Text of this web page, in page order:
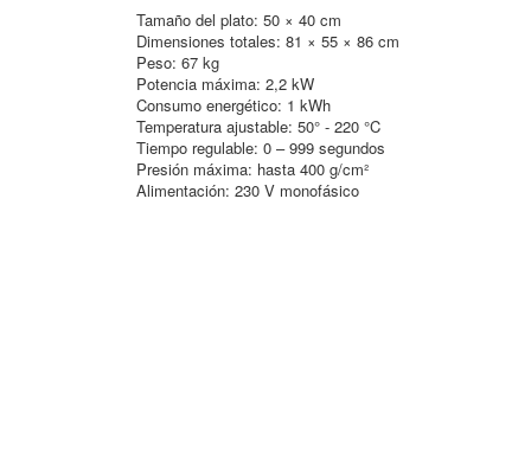
Tamaño del plato: 50 × 40 cm
Dimensiones totales: 81 × 55 × 86 cm
Peso: 67 kg
Potencia máxima: 2,2 kW
Consumo energético: 1 kWh
Temperatura ajustable: 50° - 220 °C
Tiempo regulable: 0 – 999 segundos
Presión máxima: hasta 400 g/cm²
Alimentación: 230 V monofásico